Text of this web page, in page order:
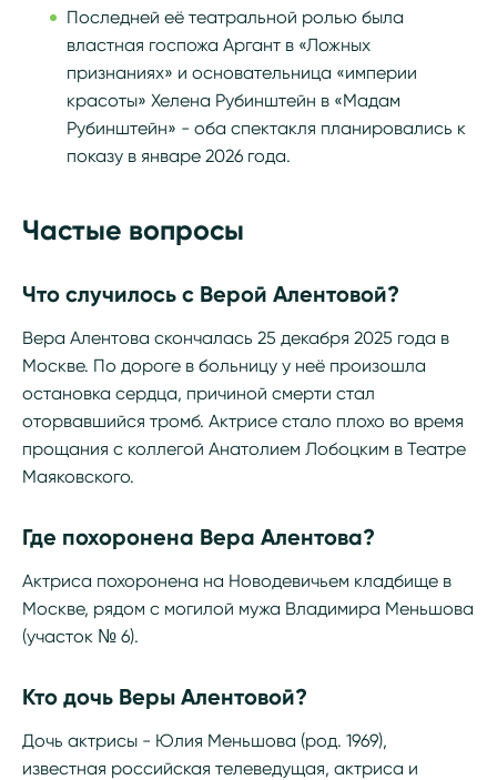
Последней её театральной ролью была
властная госпожа Аргант в «Ложных
признаниях» и основательница «империи
красоты» Хелена Рубинштейн в «Мадам
Рубинштейн» - оба спектакля планировались к
показу в январе 2026 года.
Частые вопросы
Что случилось с Верой Алентовой?
Вера Алентова скончалась 25 декабря 2025 года в
Москве. По дороге в больницу у неё произошла
остановка сердца, причиной смерти стал
оторвавшийся тромб. Актрисе стало плохо во время
прощания с коллегой Анатолием Лобоцким в Театре
Маяковского.
Где похоронена Вера Алентова?
Актриса похоронена на Новодевичьем кладбище в
Москве, рядом с могилой мужа Владимира Меньшова
(участок № 6).
Кто дочь Веры Алентовой?
Дочь актрисы - Юлия Меньшова (род. 1969),
известная российская телеведущая, актриса и